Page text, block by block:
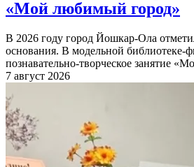
«Мой любимый город»
В 2026 году город Йошкар-Ола
основания. В модельной библиотеке-
познавательно-творческое занятие
7 август 2026